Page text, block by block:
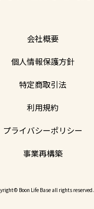
会社概要
個人情報保護方針
特定商取引法
利用規約
プライバシーポリシー
事業再構築
Boon Life Base all rights reserved.